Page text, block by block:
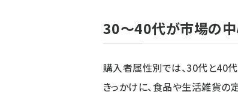
30〜40代が市場の
購入者属性別では、30代と40
きっかけに、食品や生活雑貨の